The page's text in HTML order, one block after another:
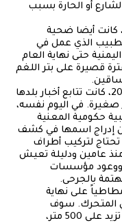
أو الحارة بسبب
كانت أيضا ضحية
الذي عمل في
حتى نهاية العام
قصيرة على بتر اللغم
عندما زرناها أول مرة في أبريل/ نيسان 2018، كانت تتابع أخبار بلدها
صغيرة. في اليوم نفسه،
حكومية المعنية
إدراج اسمها في كشف
لتركيب أطراف
عامين ودليلة تعيش
ووعود مؤسسات
بالجرحى.
على نهاية
المتحرك. سوف
تدفعها شقيقتها بهذا الكرسي مسافة تزيد على 500 متر،